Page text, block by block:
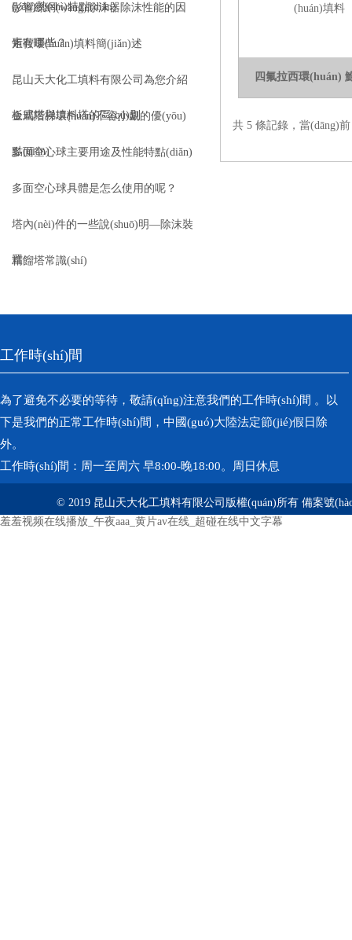
(yōu)勢(shì)特點(diǎn)
影響絲網(wǎng)除沫器除沫性能的因
素有哪些？
矩鞍環(huán)填料簡(jiǎn)述
昆山天大化工填料有限公司為您介紹
板式塔與填料塔的區(qū)別
金屬階梯環(huán)不容小覷的優(yōu)
點(diǎn)
多面空心球主要用途及性能特點(diǎn)
多面空心球具體是怎么使用的呢？
塔內(nèi)件的一些說(shuō)明—除沫裝
置
精餾塔常識(shí)
四氟拉西環(huán)
共 5 條記錄，當
工作時(shí)間
為了避免不必要的等待，敬請(qǐng)注意我們的工作時(shí)間 。以
下是我們的正常工作時(shí)間，中國(guó)大陸法定節(jié)假日除
外。
工作時(shí)間：周一至周六 早8:00-晚18:00。周日休息
© 2019 昆山天大化工填料有限公司版權(quán)所有 備案號
羞羞视频在线播放_午夜aaa_黄片av在线_超碰在线中文字幕